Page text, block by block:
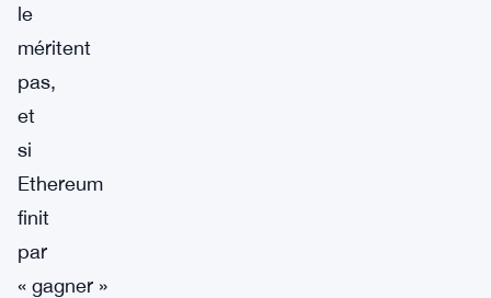
le
méritent
pas,
et
si
Ethereum
finit
par
« gagner »